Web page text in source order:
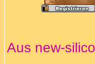
Aus new-